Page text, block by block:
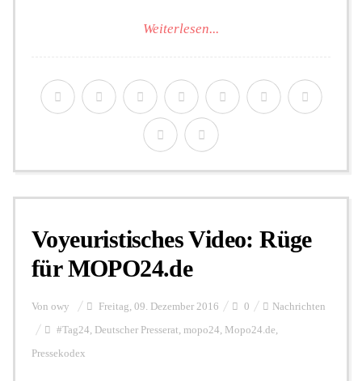
Weiterlesen...
Voyeuristisches Video: Rüge
für MOPO24.de
Von owy Freitag, 09. Dezember 2016 0 Nachrichten
#Tag24, Deutscher Presserat, mopo24, Mopo24.de,
Pressekodex